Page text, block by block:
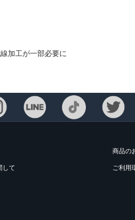
加工が一部必要に
商品の
して ご利用